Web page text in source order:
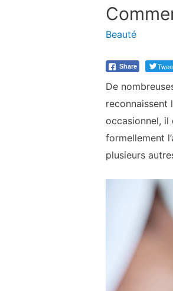
Beauté
Share
De
reconnaissent
occasionnel,
formellement
plusieurs